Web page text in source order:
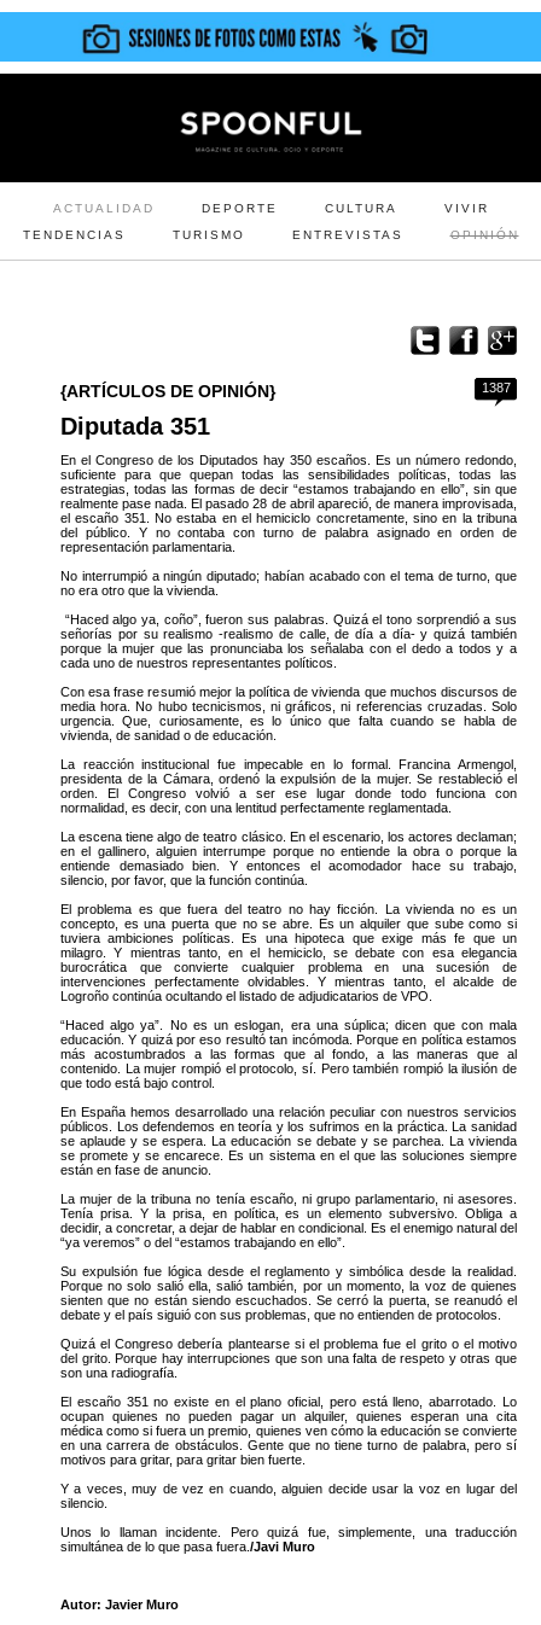
ACTUALIDAD DEPORTE CULTURA
VIVIR
TENDENCIAS
TURISMO ENTREVISTAS OPINIÓN
1387
{ARTÍCULOS DE OPINIÓN}
Diputada 351
En el Congreso de los Diputados hay 350 escaños. Es un número redondo,
suficiente para que quepan todas las sensibilidades políticas, todas las
estrategias, todas las formas de decir “estamos trabajando en ello”, sin que
realmente pase nada. El pasado 28 de abril apareció, de manera improvisada,
el escaño 351. No estaba en el hemiciclo concretamente, sino en la tribuna
del público. Y no contaba con turno de palabra asignado en orden de
representación parlamentaria.
No interrumpió a ningún diputado; habían acabado con el tema de turno, que
no era otro que la vivienda.
“Haced algo ya, coño”, fueron sus palabras. Quizá el tono sorprendió a sus
señorías por su realismo -realismo de calle, de día a día- y quizá también
porque la mujer que las pronunciaba los señalaba con el dedo a todos y a
cada uno de nuestros representantes políticos.
Con esa frase resumió mejor la política de vivienda que muchos discursos de
media hora. No hubo tecnicismos, ni gráficos, ni referencias cruzadas. Solo
urgencia. Que, curiosamente, es lo único que falta cuando se habla de
vivienda, de sanidad o de educación.
La reacción institucional fue impecable en lo formal. Francina Armengol,
presidenta de la Cámara, ordenó la expulsión de la mujer. Se restableció el
orden. El Congreso volvió a ser ese lugar donde todo funciona con
normalidad, es decir, con una lentitud perfectamente reglamentada.
La escena tiene algo de teatro clásico. En el escenario, los actores declaman;
en el gallinero, alguien interrumpe porque no entiende la obra o porque la
entiende demasiado bien. Y entonces el acomodador hace su trabajo,
silencio, por favor, que la función continúa.
El problema es que fuera del teatro no hay ficción. La vivienda no es un
concepto, es una puerta que no se abre. Es un alquiler que sube como si
tuviera ambiciones políticas. Es una hipoteca que exige más fe que un
milagro. Y mientras tanto, en el hemiciclo, se debate con esa elegancia
burocrática que convierte cualquier problema en una sucesión de
intervenciones perfectamente olvidables. Y mientras tanto, el alcalde de
Logroño continúa ocultando el listado de adjudicatarios de VPO.
“Haced algo ya”. No es un eslogan, era una súplica; dicen que con mala
educación. Y quizá por eso resultó tan incómoda. Porque en política estamos
más acostumbrados a las formas que al fondo, a las maneras que al
contenido. La mujer rompió el protocolo, sí. Pero también rompió la ilusión de
que todo está bajo control.
En España hemos desarrollado una relación peculiar con nuestros servicios
públicos. Los defendemos en teoría y los sufrimos en la práctica. La sanidad
se aplaude y se espera. La educación se debate y se parchea. La vivienda
se promete y se encarece. Es un sistema en el que las soluciones siempre
están en fase de anuncio.
La mujer de la tribuna no tenía escaño, ni grupo parlamentario, ni asesores.
Tenía prisa. Y la prisa, en política, es un elemento subversivo. Obliga a
decidir, a concretar, a dejar de hablar en condicional. Es el enemigo natural del
“ya veremos” o del “estamos trabajando en ello”.
Su expulsión fue lógica desde el reglamento y simbólica desde la realidad.
Porque no solo salió ella, salió también, por un momento, la voz de quienes
sienten que no están siendo escuchados. Se cerró la puerta, se reanudó el
debate y el país siguió con sus problemas, que no entienden de protocolos.
Quizá el Congreso debería plantearse si el problema fue el grito o el motivo
del grito. Porque hay interrupciones que son una falta de respeto y otras que
son una radiografía.
El escaño 351 no existe en el plano oficial, pero está lleno, abarrotado. Lo
ocupan quienes no pueden pagar un alquiler, quienes esperan una cita
médica como si fuera un premio, quienes ven cómo la educación se convierte
en una carrera de obstáculos. Gente que no tiene turno de palabra, pero sí
motivos para gritar, para gritar bien fuerte.
Y a veces, muy de vez en cuando, alguien decide usar la voz en lugar del
silencio.
Unos lo llaman incidente. Pero quizá fue, simplemente, una traducción
simultánea de lo que pasa fuera. /Javi Muro
Autor: Javier Muro